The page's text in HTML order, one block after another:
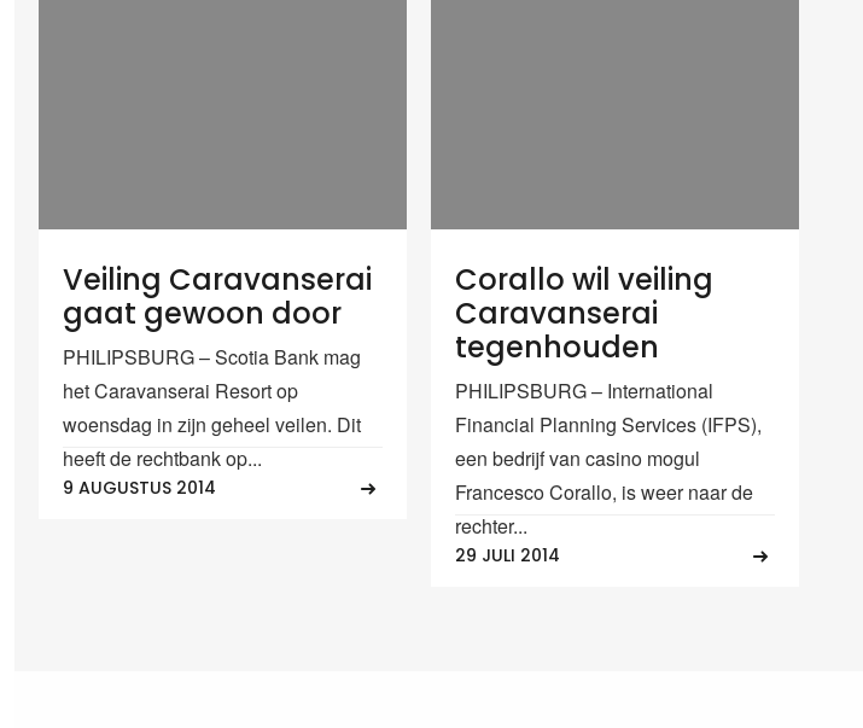
Veiling Caravanserai
gaat gewoon door
PHILIPSBURG – Scotia Bank mag
het Caravanserai Resort op
woensdag in zijn geheel veilen. Dit
heeft de rechtbank op...
9 AUGUSTUS 2014
Corallo wil veiling
Caravanserai
tegenhouden
PHILIPSBURG – International
Financial Planning Services (IFPS),
een bedrijf van casino mogul
Francesco Corallo, is weer naar de
rechter...
29 JULI 2014